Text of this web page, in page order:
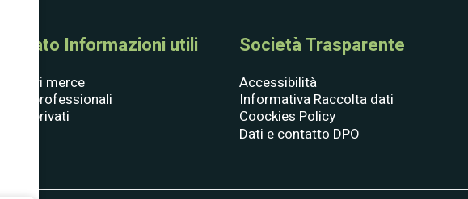
Mercato Informazioni utili
Fornitori merce
Clienti professionali
Clienti privati
Società Trasparente
Accessibilità
Informativa Raccolta dati
Coockies Policy
Dati e contatto DPO